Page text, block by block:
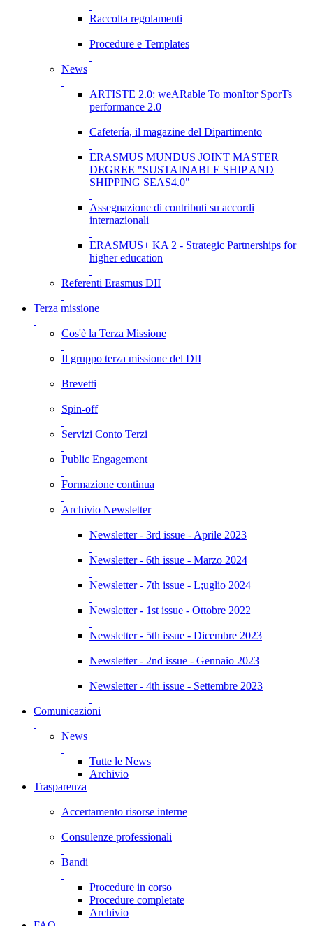
Raccolta regolamenti
Procedure e Templates
News
ARTISTE 2.0: weARable To monItor SporTs
performance 2.0
Cafetería, il magazine del Dipartimento
ERASMUS MUNDUS JOINT MASTER
DEGREE "SUSTAINABLE SHIP AND
SHIPPING SEAS4.0"
Assegnazione di contributi su accordi
internazionali
ERASMUS+ KA 2 - Strategic Partnerships for
higher education
Referenti Erasmus DII
Terza missione
Cos'è la Terza Missione
Il gruppo terza missione del DII
Brevetti
Spin-off
Servizi Conto Terzi
Public Engagement
Formazione continua
Archivio Newsletter
Newsletter - 3rd issue - Aprile 2023
Newsletter - 6th issue - Marzo 2024
Newsletter - 7th issue - L;uglio 2024
Newsletter - 1st issue - Ottobre 2022
Newsletter - 5th issue - Dicembre 2023
Newsletter - 2nd issue - Gennaio 2023
Newsletter - 4th issue - Settembre 2023
Comunicazioni
News
Tutte le News
Archivio
Trasparenza
Accertamento risorse interne
Consulenze professionali
Bandi
Procedure in corso
Procedure completate
Archivio